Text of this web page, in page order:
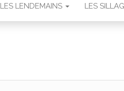
LES LENDEMAINS LES